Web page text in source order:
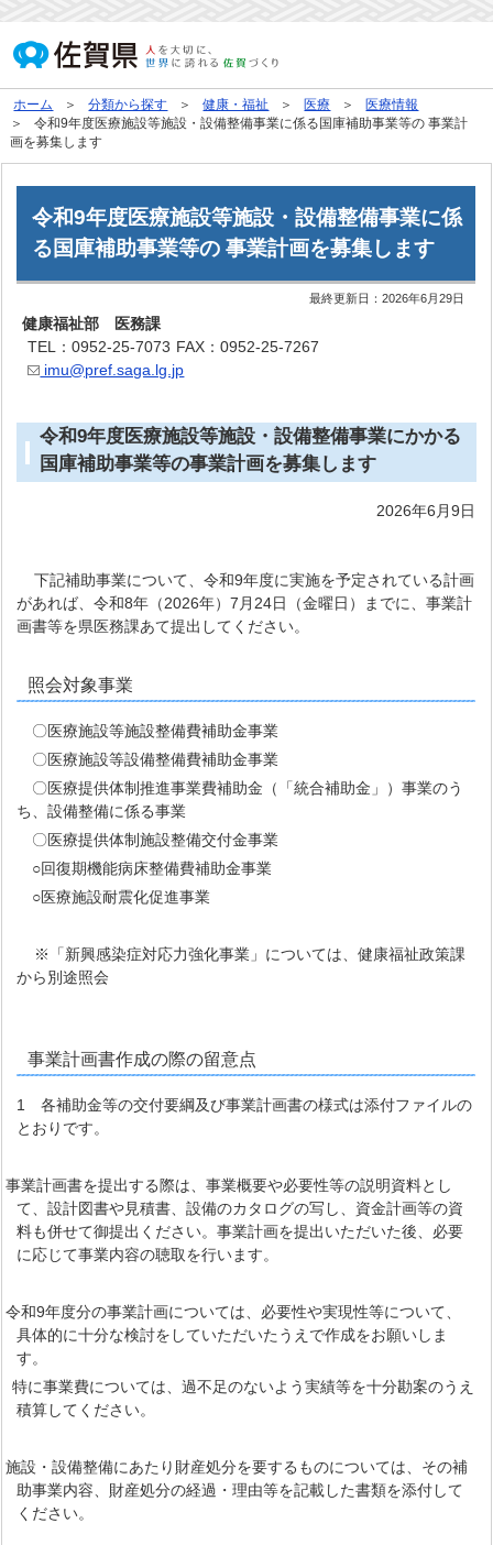
ホーム 分類から探す 健康・福祉 医療
医療情報
令和9年度医療施設等施設・設備整備事業に係る国庫補助事業等の 事業計
画を募集します
令和9年度医療施設等施設・設備整備事業に係
る国庫補助事業等の 事業計画を募集します
最終更新日：2026年6月29日
健康福祉部 医務課
TEL：0952-25-7073 FAX：0952-25-7267
imu@pref.saga.lg.jp
令和9年度医療施設等施設・設備整備事業にかかる
国庫補助事業等の事業計画を募集します
2026年6月9日
下記補助事業について、令和9年度に実施を予定されている計画
があれば、令和8年（2026年）7月24日（金曜日）までに、事業計
画書等を県医務課あて提出してください。
照会対象事業
〇医療施設等施設整備費補助金事業
〇医療施設等設備整備費補助金事業
〇医療提供体制推進事業費補助金（「統合補助金」）事業のう
ち、設備整備に係る事業
〇医療提供体制施設整備交付金事業
○回復期機能病床整備費補助金事業
○医療施設耐震化促進事業
※「新興感染症対応力強化事業」については、健康福祉政策課
から別途照会
事業計画書作成の際の留意点
1 各補助金等の交付要綱及び事業計画書の様式は添付ファイルの
とおりです。
業計画書を提出する際は、事業概要や必要性等の説明資料とし
て、設計図書や見積書、設備のカタログの写し、資金計画等の資
料も併せて御提出ください。事業計画を提出いただいた後、必要
に応じて事業内容の聴取を行います。
和9年度分の事業計画については、必要性や実現性等について、
具体的に十分な検討をしていただいたうえで作成をお願いしま
す。
事業費については、過不足のないよう実績等を十分勘案のうえ
積算してください。
設・設備整備にあたり財産処分を要するものについては、その補
助事業内容、財産処分の経過・理由等を記載した書類を添付して
ください。